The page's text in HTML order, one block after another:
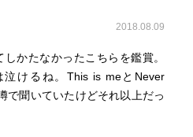
上でキスして、これで終わ
2018.08.09
かたなかったこちらを鑑賞。
けるね。This is meとNever
で聞いていたけどそれ以上だっ